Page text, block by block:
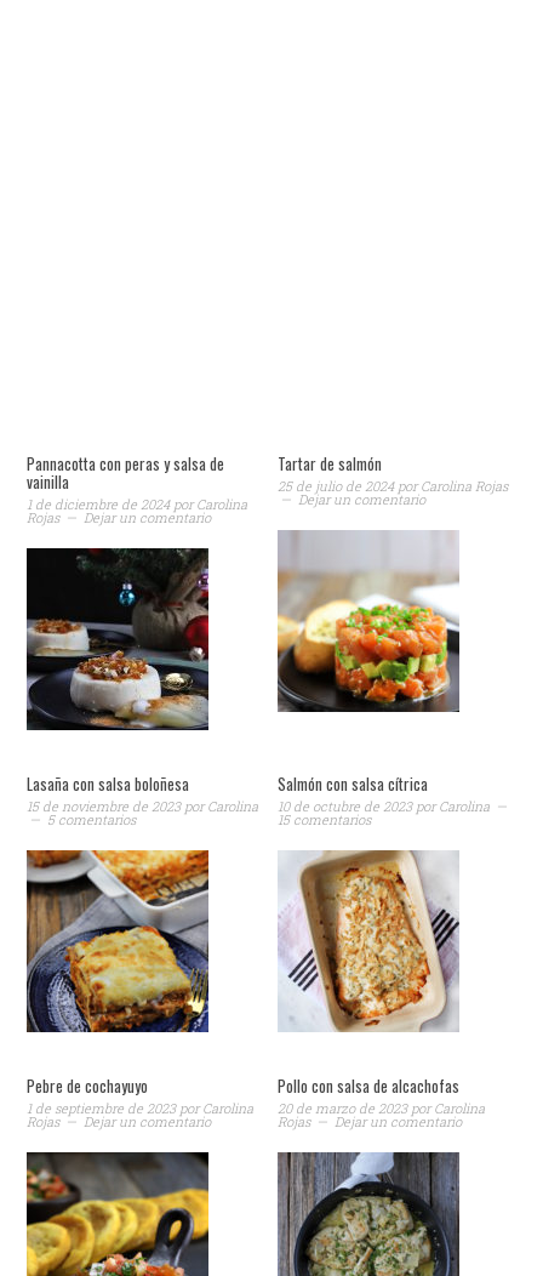
Pannacotta con peras y salsa de
vainilla
1 de diciembre de 2024porCarolina
Rojas Dejar un comentario
Tartar de salmón
25 de julio de 2024porCarolina Rojas
Dejar un comentario
Lasaña con salsa boloñesa
15 de noviembre de 2023porCarolina
5 comentarios
Salmón con salsa cítrica
10 de octubre de 2023porCarolina
15 comentarios
Pebre de cochayuyo
1 de septiembre de 2023porCarolina
Rojas Dejar un comentario
Pollo con salsa de alcachofas
20 de marzo de 2023porCarolina
Rojas Dejar un comentario